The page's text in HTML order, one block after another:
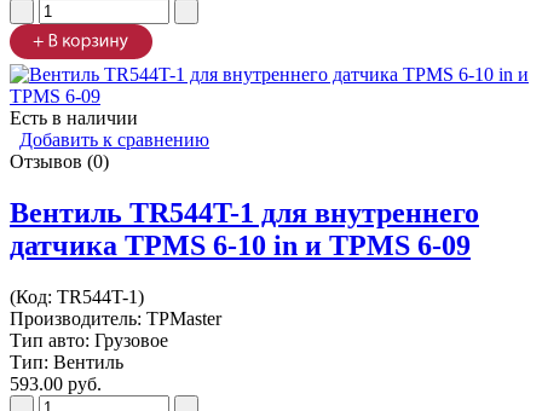
Есть в наличии
Добавить к сравнению
Отзывов (0)
Вентиль TR544T-1 для внутреннего
датчика TPMS 6-10 in и TPMS 6-09
(Код: TR544T-1)
Производитель: TPMaster
Тип авто: Грузовое
Тип: Вентиль
593.00 руб.